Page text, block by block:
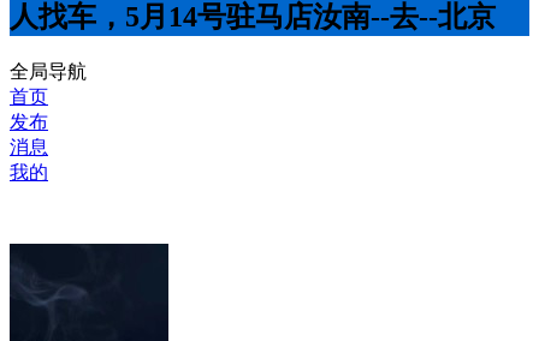
人找车，5月14号驻马店汝南--去--北京
全局导航
首页
发布
消息
我的